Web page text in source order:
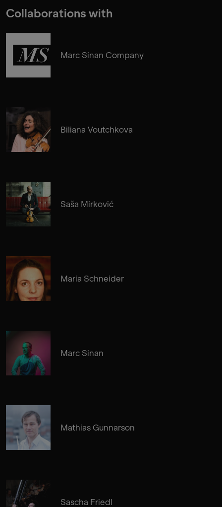
Collaborations with
Marc Sinan Company
Biliana Voutchkova
Saša Mirković
Maria Schneider
Marc Sinan
Mathias Gunnarson
Sascha Friedl